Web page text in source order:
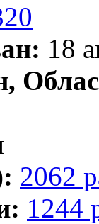
18
2062
1244